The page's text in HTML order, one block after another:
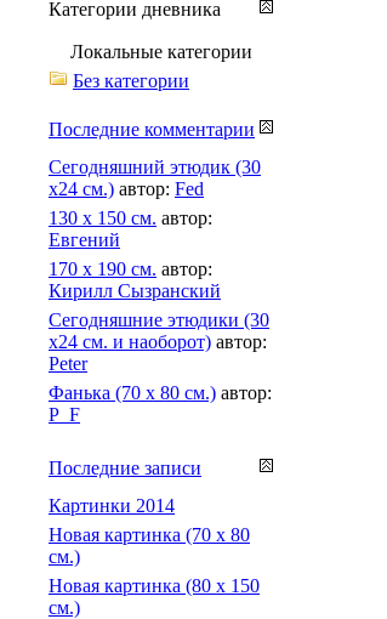
Категории дневника
Локальные категории
Без категории
Последние комментарии
Сегодняшний этюдик (30
х24 см.) автор: Fed
130 х 150 см. автор:
Евгений
170 х 190 см. автор:
Кирилл Сызранский
Сегодняшние этюдики (30
х24 см. и наоборот) автор:
Peter
Фанька (70 х 80 см.) автор:
P_F
Последние записи
Картинки 2014
Новая картинка (70 х 80
см.)
Новая картинка (80 х 150
см.)